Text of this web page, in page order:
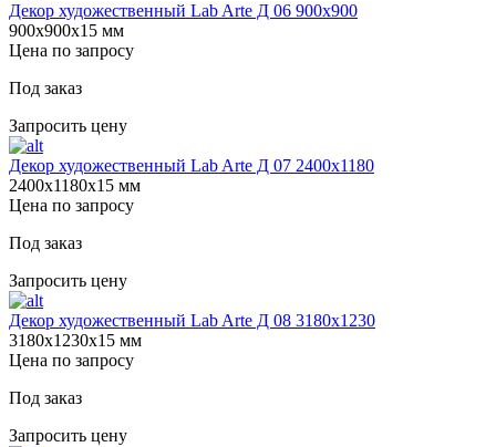
Декор художественный Lab Arte Д 06 900х900
900х900х15 мм
Цена по запросу
Под заказ
Запросить цену
Декор художественный Lab Arte Д 07 2400х1180
2400х1180х15 мм
Цена по запросу
Под заказ
Запросить цену
Декор художественный Lab Arte Д 08 3180х1230
3180х1230х15 мм
Цена по запросу
Под заказ
Запросить цену